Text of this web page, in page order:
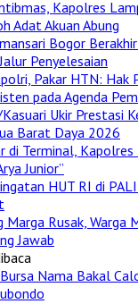
Kapolres
Adat Akuan Abung
Bogor
Penyelesaian
Pakar HTN: Hak
pada Agenda
Ukir Prestasi
Barat Daya 2026
di Terminal, Kapolres
Junior”
HUT RI di
Marga Rusak, Warga
Jawab
Bursa Nama Bakal